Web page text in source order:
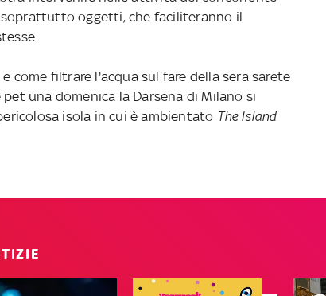
oggetti, che faciliteranno il
come filtrare l'acqua sul fare della sera sarete
una domenica la Darsena di Milano si
isola in cui è ambientato The Island